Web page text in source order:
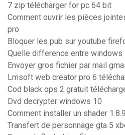
7 zip télécharger for pc 64 bit
Comment ouvrir les pièces
pro
Bloquer les pub sur youtube
Quelle difference entre
Envoyer gros fichier par mail gmail
Lmsoft web creator pro 6
Cod black ops 2 gratuit
Dvd decrypter windows 10
Comment installer un shader 1.8.9
Transfert de personnage gta 5